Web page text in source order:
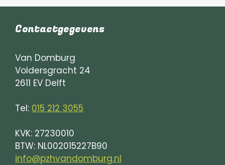
Contactgegevens
Van Domburg
Voldersgracht 24
2611 EV Delft
Tel: 015 212 3055
KVK: 27230010
BTW: NL002015227B90
info@pzhvandomburg.nl